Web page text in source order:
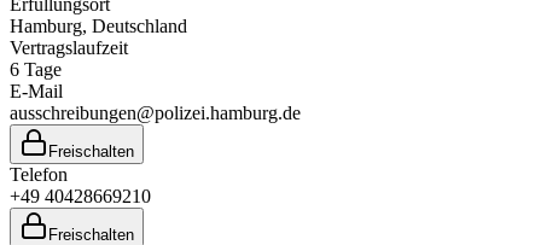
Hamburg, Deutschland
Vertragslaufzeit
6 Tage
E-Mail
ausschreibungen@polizei.hamburg.de
Freischalten
Telefon
+49 40428669210
Freischalten